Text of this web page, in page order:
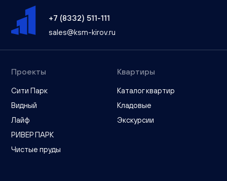
+7 (8332) 511-111
sales@ksm-kirov.ru
Проекты
Сити Парк
Видный
Лайф
РИВЕР ПАРК
Чистые пруды
Квартиры
Каталог квартир
Кладовые
Экскурсии